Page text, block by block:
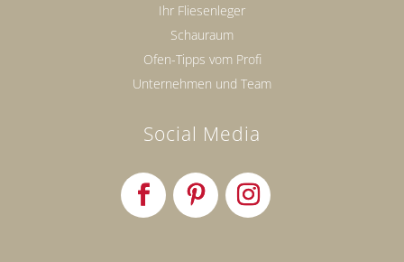
Ihr Fliesenleger
Schauraum
Ofen-Tipps vom Profi
Unternehmen und Team
Social Media